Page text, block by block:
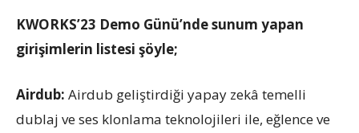
KWORKS’23 Demo Günü’nde sunum yapan
girişimlerin listesi şöyle;
Airdub: Airdub geliştirdiği yapay zekâ temelli
dublaj ve ses klonlama teknolojileri ile, eğlence ve